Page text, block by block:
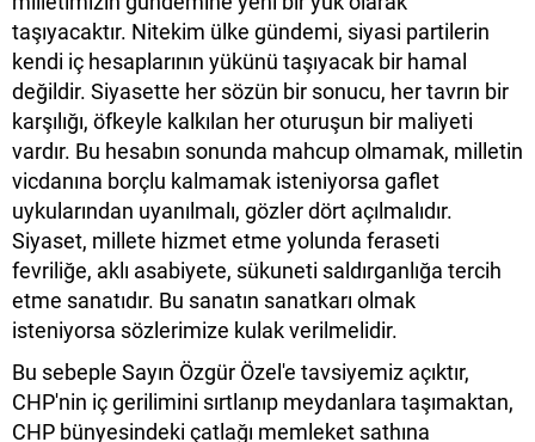
taşıyacaktır. Nitekim ülke gündemi, siyasi partilerin
kendi iç hesaplarının yükünü taşıyacak bir hamal
değildir. Siyasette her sözün bir sonucu, her tavrın bir
karşılığı, öfkeyle kalkılan her oturuşun bir maliyeti
vardır. Bu hesabın sonunda mahcup olmamak, milletin
vicdanına borçlu kalmamak isteniyorsa gaflet
uykularından uyanılmalı, gözler dört açılmalıdır.
Siyaset, millete hizmet etme yolunda feraseti
fevriliğe, aklı asabiyete, sükuneti saldırganlığa tercih
etme sanatıdır. Bu sanatın sanatkarı olmak
isteniyorsa sözlerimize kulak verilmelidir.
Bu sebeple Sayın Özgür Özel'e tavsiyemiz açıktır,
CHP'nin iç gerilimini sırtlanıp meydanlara taşımaktan,
CHP bünyesindeki çatlağı memleket sathına